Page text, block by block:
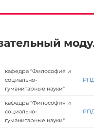
кафедра "Философия и
социально-
гуманитарные науки"
кафедра "Философия и
социально-
гуманитарные науки"